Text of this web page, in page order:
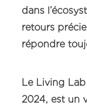
dans
retours
répondre
Le Living
2024, est un